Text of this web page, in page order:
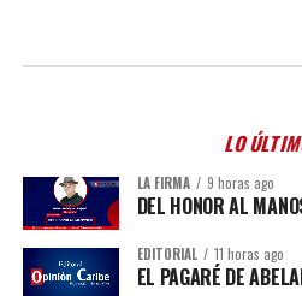
LO
LA FIRMA 9 horas ago
DEL HONOR AL
EDITORIAL 11 horas ago
EL PAGARÉ DE